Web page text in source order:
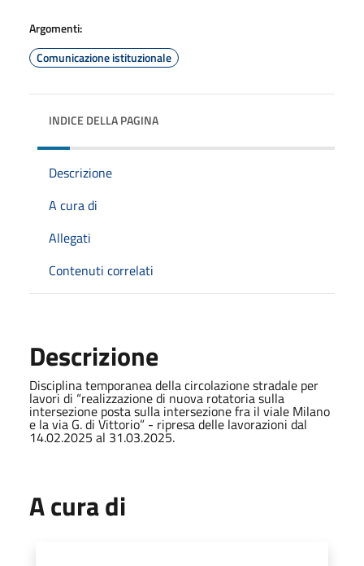
Argomenti:
Comunicazione istituzionale
INDICE DELLA PAGINA
Descrizione
A cura di
Allegati
Contenuti correlati
Descrizione
Disciplina temporanea della circolazione stradale per
lavori di “realizzazione di nuova rotatoria sulla
intersezione posta sulla intersezione fra il viale Milano
e la via G. di Vittorio” - ripresa delle lavorazioni dal
14.02.2025 al 31.03.2025.
A cura di